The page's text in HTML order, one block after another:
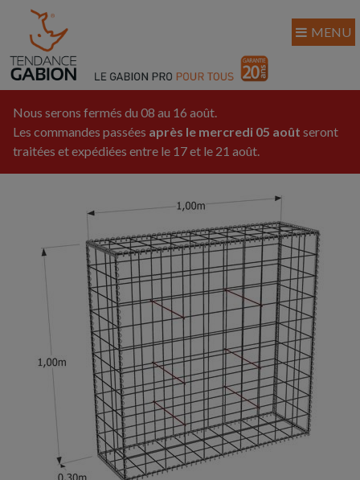
Nous serons fermés du 08 au 16 août.
Les commandes passées après le mercredi 05 août seront
traitées et expédiées entre le 17 et le 21 août.
MENU